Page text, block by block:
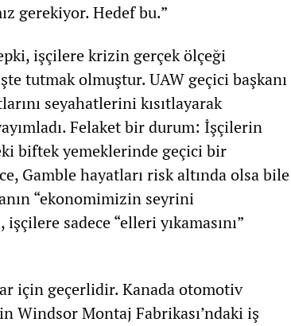
gerekiyor. Hedef bu.”
işçilere krizin gerçek ölçeği
tutmak olmuştur. UAW geçici başkanı
seyahatlerini kısıtlayarak
Felaket bir durum: İşçilerin
biftek yemeklerinde geçici bir
Gamble hayatları risk altında olsa bile
“ekonomimizin seyrini
işçilere sadece “elleri yıkamasını”
için geçerlidir. Kanada otomotiv
Windsor Montaj Fabrikası’ndaki iş